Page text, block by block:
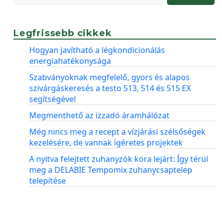
Legfrissebb cikkek
Hogyan javítható a légkondicionálás
energiahatékonysága
Szabványoknak megfelelő, gyors és alapos
szivárgáskeresés a testo 513, 514 és 515 EX
segítségével
Megmenthető az izzadó áramhálózat
Még nincs meg a recept a vízjárási szélsőségek
kezelésére, de vannak ígéretes projektek
A nyitva felejtett zuhanyzók kora lejárt: Így térül
meg a DELABIE Tempomix zuhanycsaptelep
telepítése